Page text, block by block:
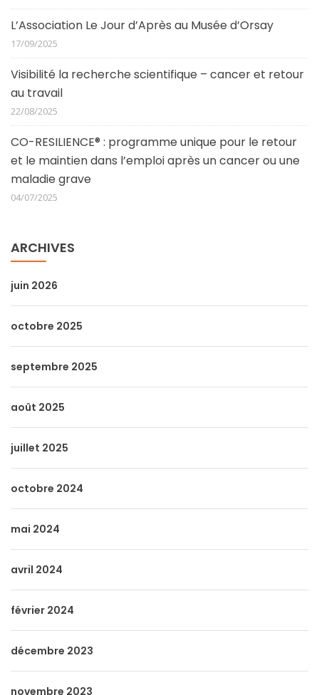
L’Association Le Jour d’Après au Musée d’Orsay
17/09/2025
Visibilité la recherche scientifique – cancer et retour
au travail
22/08/2025
CO-RESILIENCE® : programme unique pour le retour
et le maintien dans l’emploi après un cancer ou une
maladie grave
04/07/2025
ARCHIVES
juin 2026
octobre 2025
septembre 2025
août 2025
juillet 2025
octobre 2024
mai 2024
avril 2024
février 2024
décembre 2023
novembre 2023